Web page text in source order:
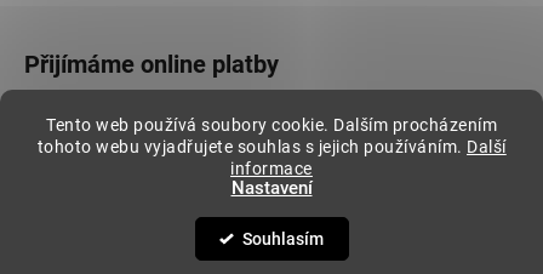
Tento web používá soubory cookie. Dalším procházením
tohoto webu vyjadřujete souhlas s jejich používáním. Další
informace
Nastavení
Souhlasím
Přijímáme online platby
Vytvořil Shoptet
Stylovej. Všechna práva vyhrazena.